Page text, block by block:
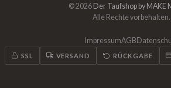
© 2026 Der Taufshop by MAKE
Alle Rechte vorbehalten.
ImpressumAGB
SSL VERSAND RÜCKGABE